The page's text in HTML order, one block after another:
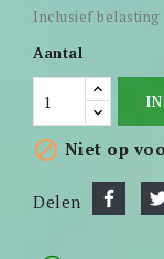
Inclusief belasting
Aantal
 Niet op
Delen